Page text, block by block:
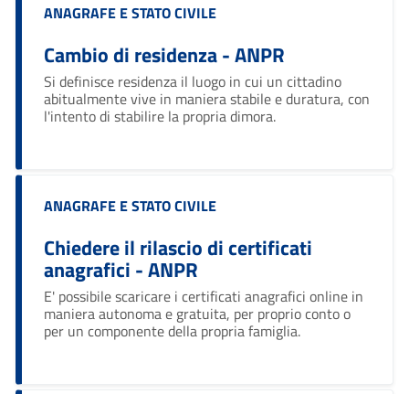
Categoria:
ANAGRAFE E STATO CIVILE
Cambio di residenza - ANPR
Si definisce residenza il luogo in cui un cittadino
abitualmente vive in maniera stabile e duratura, con
l'intento di stabilire la propria dimora.
Categoria:
ANAGRAFE E STATO CIVILE
Chiedere il rilascio di certificati
anagrafici - ANPR
E' possibile scaricare i certificati anagrafici online in
maniera autonoma e gratuita, per proprio conto o
per un componente della propria famiglia.